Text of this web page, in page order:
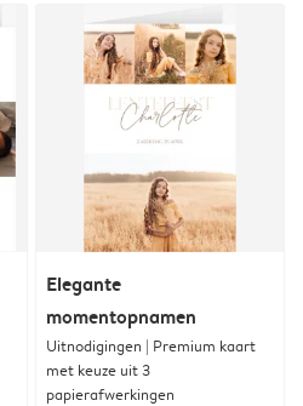
Elegante
momentopnamen
Uitnodigingen | Premium kaart
met keuze uit 3
papierafwerkingen